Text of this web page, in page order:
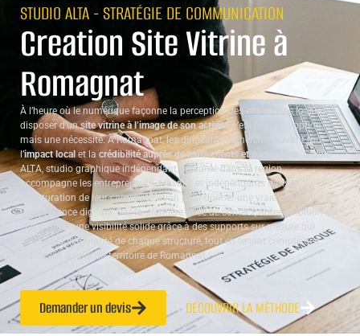
STUDIO ALTA - STRATÉGIE DE COMMUNICATION
Creation Site Vitrine à
Romagnat
À l’heure où le numérique façonne la perception des entreprises locales,
disposer d’unsite vitrine à l’image de son activité n’est plus une option,
mais une nécessité. À Romagnat, les dirigeants recherchent avant tout
l’impact localet la crédibilité auprès de leurs clients et partenaires
. Studio
ALTA, studio graphique indépendant implanté dans la région,
accompagne les entrepreneurs, artisans et indépendants dans la
structuration de leur communication pour donner une vraie cohérence à
leur présence digitale. Dès la première prise de contact, notre ambition est
claire : bâtir une visibilité solide grâce à des supports sur-mesure qui
révèlent la singularité de chaque structure, tout en tenant compte des
réalités et enjeux du territoire de Romagnat.
Demander un devis DÉCOUVRIR LA MÉTHODE